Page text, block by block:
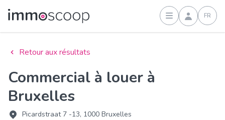
Connexion
FR
Retour aux résultats
Commercial à louer à
Bruxelles
Picardstraat 7 -13, 1000 Bruxelles